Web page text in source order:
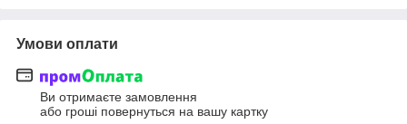
Умови оплати
Ви отримаєте замовлення
або гроші повернуться на вашу картку